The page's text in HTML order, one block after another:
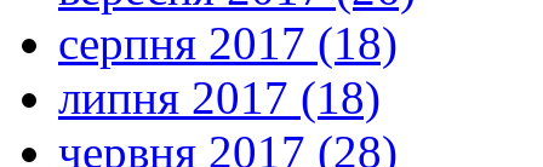
серпня 2017 (18)
липня 2017 (18)
червня 2017 (28)